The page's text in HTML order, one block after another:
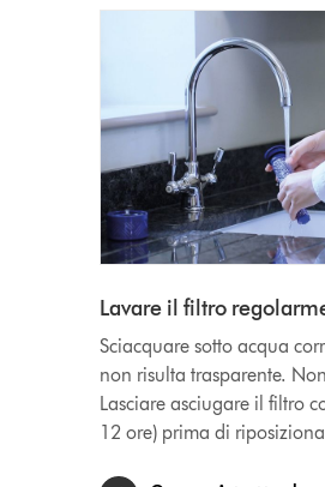
Lavare il filtro
Sciacquare sotto acqua
non risulta trasparente.
Lasciare asciugare il filtro
12 ore) prima di